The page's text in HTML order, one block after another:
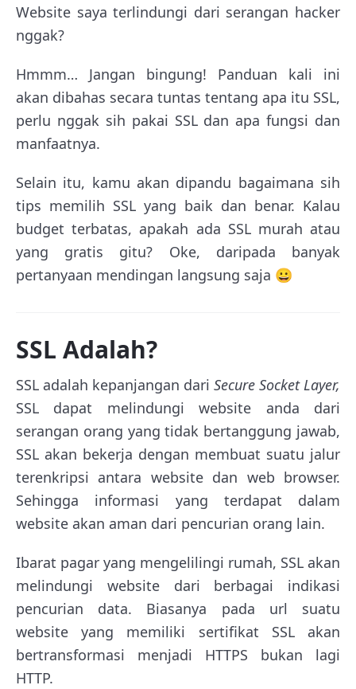
Website saya terlindungi dari serangan hacker
nggak?
Hmmm… Jangan bingung! Panduan kali ini
akan dibahas secara tuntas tentang apa itu SSL,
perlu nggak sih pakai SSL dan apa fungsi dan
manfaatnya.
Selain itu, kamu akan dipandu bagaimana sih
tips memilih SSL yang baik dan benar. Kalau
budget terbatas, apakah ada SSL murah atau
yang gratis gitu? Oke, daripada banyak
pertanyaan mendingan langsung saja 😀
SSL Adalah?
SSL adalah kepanjangan dari Secure Socket Layer,
SSL dapat melindungi website anda dari
serangan orang yang tidak bertanggung jawab,
SSL akan bekerja dengan membuat suatu jalur
terenkripsi antara website dan web browser.
Sehingga informasi yang terdapat dalam
website akan aman dari pencurian orang lain.
Ibarat pagar yang mengelilingi rumah, SSL akan
melindungi website dari berbagai indikasi
pencurian data. Biasanya pada url suatu
website yang memiliki sertifikat SSL akan
bertransformasi menjadi HTTPS bukan lagi
HTTP.